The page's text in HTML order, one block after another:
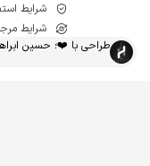
شرایط
شرایط
طراحی با ❤️؛ حسین